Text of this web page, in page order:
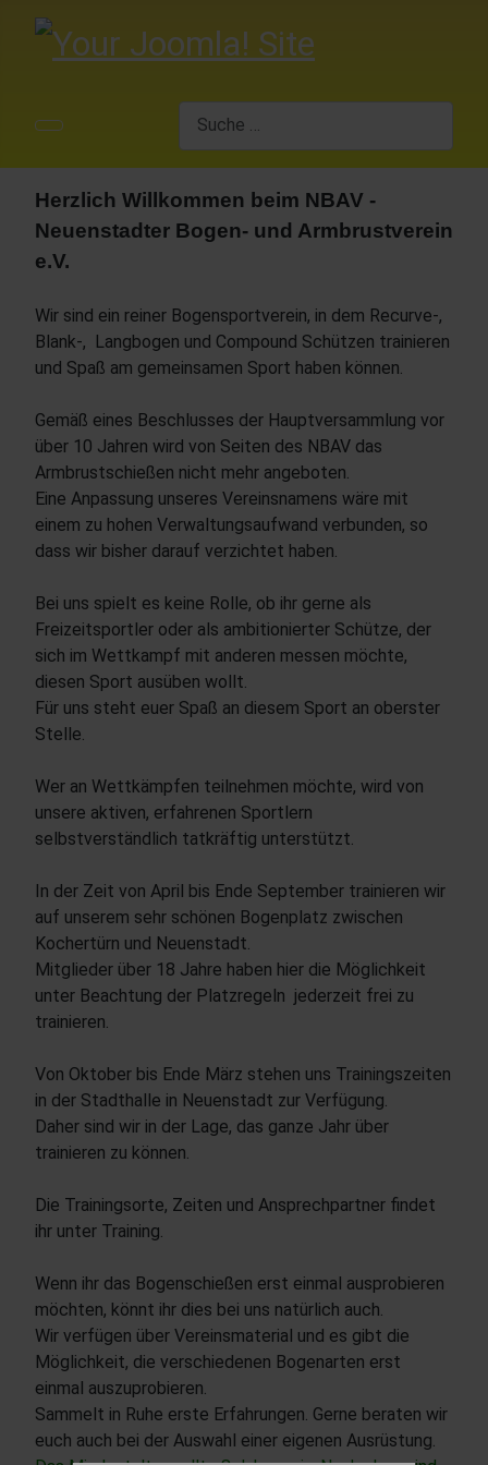
Herzlich Willkommen beim NBAV -
Neuenstadter Bogen- und Armbrustverein
e.V.
Wir sind ein reiner Bogensportverein, in dem Recurve-,
Blank-, Langbogen und Compound Schützen trainieren
und Spaß am gemeinsamen Sport haben können.
Gemäß eines Beschlusses der Hauptversammlung vor
über 10 Jahren wird von Seiten des NBAV das
Armbrustschießen nicht mehr angeboten.
Eine Anpassung unseres Vereinsnamens wäre mit
einem zu hohen Verwaltungsaufwand verbunden, so
dass wir bisher darauf verzichtet haben.
Bei uns spielt es keine Rolle, ob ihr gerne als
Freizeitsportler oder als ambitionierter Schütze, der
sich im Wettkampf mit anderen messen möchte,
diesen Sport ausüben wollt.
Für uns steht euer Spaß an diesem Sport an oberster
Stelle.
Wer an Wettkämpfen teilnehmen möchte, wird von
unsere aktiven, erfahrenen Sportlern
selbstverständlich tatkräftig unterstützt.
In der Zeit von April bis Ende September trainieren wir
auf unserem sehr schönen Bogenplatz zwischen
Kochertürn und Neuenstadt.
Mitglieder über 18 Jahre haben hier die Möglichkeit
unter Beachtung der Platzregeln jederzeit frei zu
trainieren.
Von Oktober bis Ende März stehen uns Trainingszeiten
in der Stadthalle in Neuenstadt zur Verfügung.
Daher sind wir in der Lage, das ganze Jahr über
trainieren zu können.
Die Trainingsorte, Zeiten und Ansprechpartner findet
ihr unter Training.
Wenn ihr das Bogenschießen erst einmal ausprobieren
möchten, könnt ihr dies bei uns natürlich auch.
Wir verfügen über Vereinsmaterial und es gibt die
Möglichkeit, die verschiedenen Bogenarten erst
einmal auszuprobieren.
Sammelt in Ruhe erste Erfahrungen. Gerne beraten wir
euch auch bei der Auswahl einer eigenen Ausrüstung.